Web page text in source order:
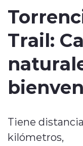
Trail:
Tiene
kilómetros,